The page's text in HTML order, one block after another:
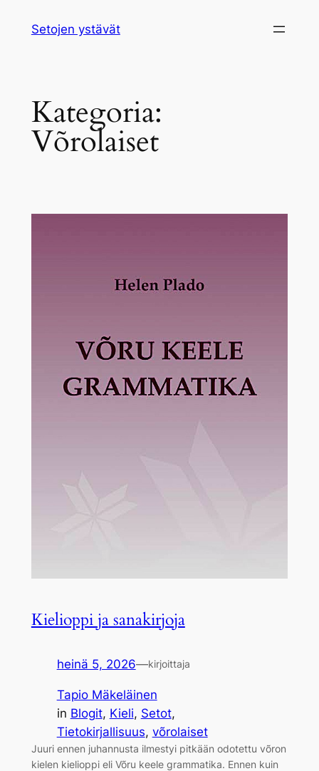
sisältöön
Setojen ystävät
Kategoria:
Võrolaiset
Kielioppi ja sanakirjoja
heinä 5, 2026—kirjoittaja
Tapio Mäkeläinen
in Blogit, Kieli, Setot
Tietokirjallisuus, võrolaiset
Juuri ennen juhannusta ilmestyi pitkään odotettu võron
kielen kielioppi eli Võru keele grammatika. Ennen kuin